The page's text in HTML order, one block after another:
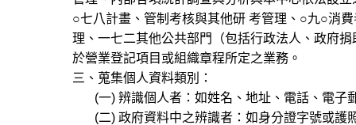
○七八計畫、管制考核與其他研 考管理、○九○消
理、一七二其他公共部門（包括行政法人、政府
於營業登記項目或組織章程所定之業務。
三、蒐集個人資料類別：
(一) 辨識個人者：如姓名、地址、電話、電子
(二) 政府資料中之辨識者：如身分證字號或護